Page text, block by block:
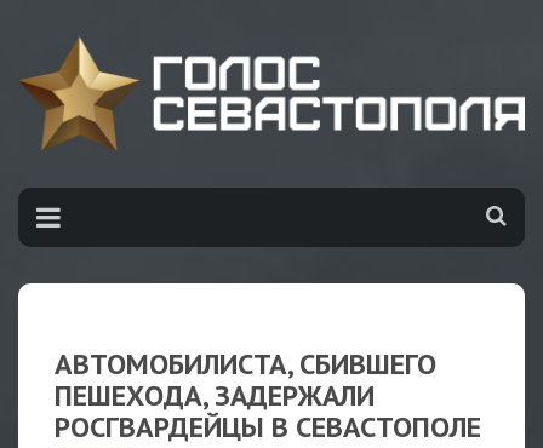
АВТОМОБИЛИСТА, СБИВШЕГО
ПЕШЕХОДА, ЗАДЕРЖАЛИ
РОСГВАРДЕЙЦЫ В СЕВАСТОПОЛЕ